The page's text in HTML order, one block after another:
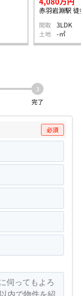
赤羽岩淵駅 徒
間取 3LDK
土地 -㎡
3
完了
必須